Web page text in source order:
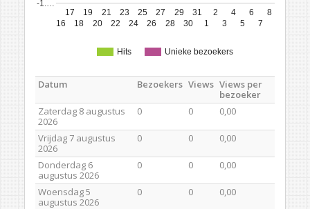
Hits Unieke bezoekers
16
17
18
19
20
21
22
23
24
25
26
27
28
29
30
31
1
2
3
4
5
6
7
8
-1.…
Datum Bezoekers Views Views per
bezoeker
Zaterdag 8 augustus
2026
0 0 0,00
Vrijdag 7 augustus
2026
0 0 0,00
Donderdag 6
augustus 2026
0 0 0,00
Woensdag 5
augustus 2026
0 0 0,00